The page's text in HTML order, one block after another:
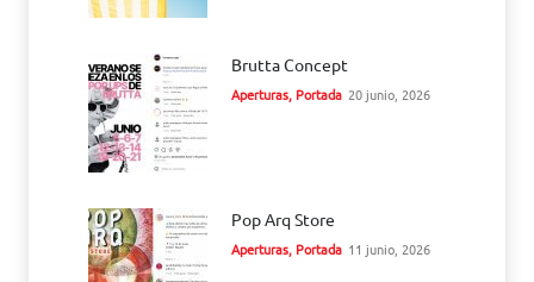
Brutta Concept
Aperturas, Portada 20 junio, 2026
Pop Arq Store
Aperturas, Portada 11 junio, 2026